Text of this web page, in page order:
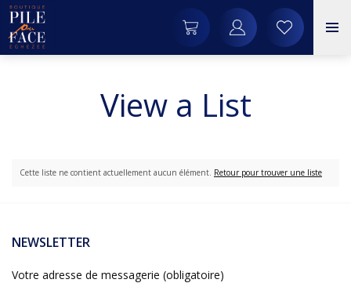
View a List
Cette liste ne contient actuellement aucun élément. Retour pour trouver une liste
NEWSLETTER
Votre adresse de messagerie (obligatoire)